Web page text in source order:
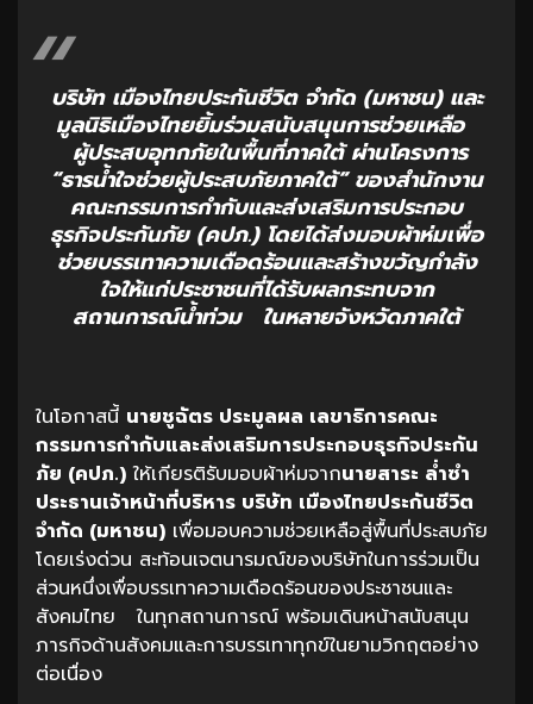
บริษัท เมืองไทยประกันชีวิต จำกัด (มหาชน) และ
มูลนิธิเมืองไทยยิ้มร่วมสนับสนุนการช่วยเหลือ
ผู้ประสบอุทกภัยในพื้นที่ภาคใต้ ผ่านโครงการ
“ธารน้ำใจช่วยผู้ประสบภัยภาคใต้” ของสำนักงาน
คณะกรรมการกำกับและส่งเสริมการประกอบ
ธุรกิจประกันภัย (คปภ.) โดยได้ส่งมอบผ้าห่มเพื่อ
ช่วยบรรเทาความเดือดร้อนและสร้างขวัญกำลัง
ใจให้แก่ประชาชนที่ได้รับผลกระทบจาก
สถานการณ์น้ำท่วม ในหลายจังหวัดภาคใต้
ในโอกาสนี้ นายชูฉัตร ประมูลผล เลขาธิการคณะ
กรรมการกำกับและส่งเสริมการประกอบธุรกิจประกัน
ภัย (คปภ.) ให้เกียรติรับมอบผ้าห่มจากนายสาระ ล่ำซำ
ประธานเจ้าหน้าที่บริหาร บริษัท เมืองไทยประกันชีวิต
จำกัด (มหาชน) เพื่อมอบความช่วยเหลือสู่พื้นที่ประสบภัย
โดยเร่งด่วน สะท้อนเจตนารมณ์ของบริษัทในการร่วมเป็น
ส่วนหนึ่งเพื่อบรรเทาความเดือดร้อนของประชาชนและ
สังคมไทย ในทุกสถานการณ์ พร้อมเดินหน้าสนับสนุน
ภารกิจด้านสังคมและการบรรเทาทุกข์ในยามวิกฤตอย่าง
ต่อเนื่อง